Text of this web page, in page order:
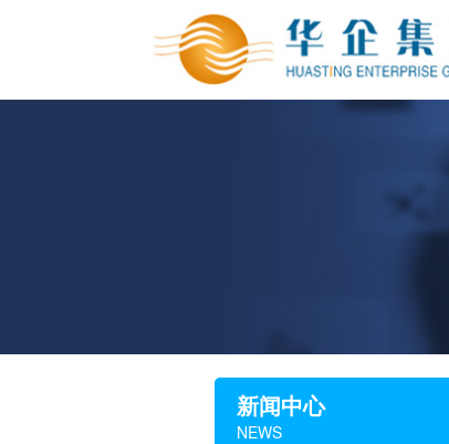
新闻中心
NEWS